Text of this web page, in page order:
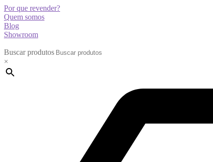
Por que revender?
Quem somos
Blog
Showroom
Buscar produtos
×